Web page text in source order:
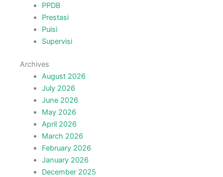
PPDB
Prestasi
Puisi
Supervisi
Archives
August 2026
July 2026
June 2026
May 2026
April 2026
March 2026
February 2026
January 2026
December 2025